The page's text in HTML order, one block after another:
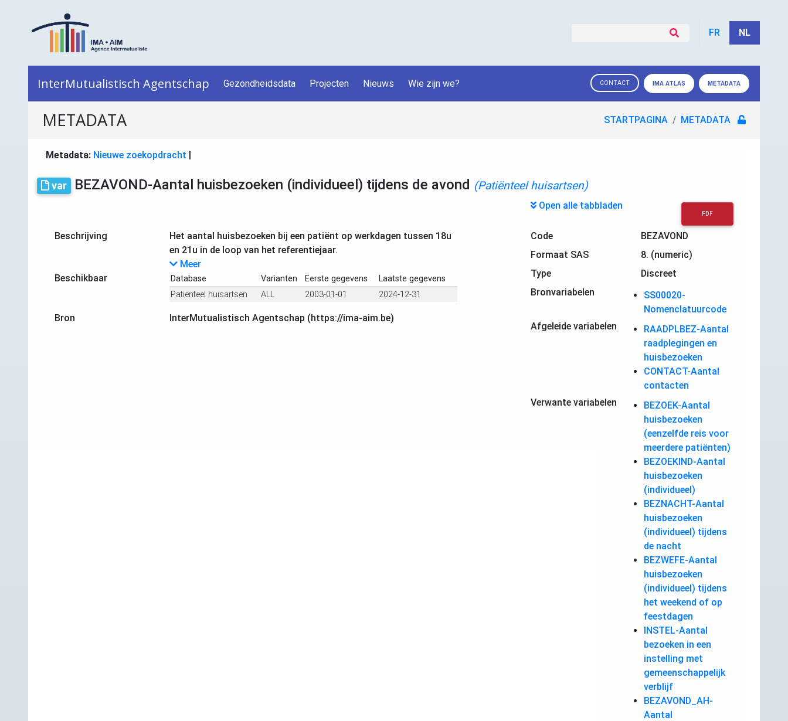
FR NL
InterMutualistisch Agentschap Gezondheidsdata Projecten Nieuws Wie zijn we? CONTACT IMA ATLAS METADATA
METADATA STARTPAGINA METADATA
Metadata: Nieuwe zoekopdracht |
var BEZAVOND-Aantal huisbezoeken (individueel) tijdens de avond (Patiënteel huisartsen)
Open alle tabbladen
PDF
Beschrijving
Het aantal huisbezoeken bij een patiënt op werkdagen tussen 18u
en 21u in de loop van het referentiejaar.
Meer
Beschikbaar
Database Varianten Eerste gegevens
Laatste gegevens
Patiënteel huisartsen
ALL 2003-01-01 2024-12-31
Bron InterMutualistisch Agentschap (https://ima-aim.be)
Code
BEZAVOND
Formaat SAS
8. (numeric)
Type
Discreet
Bronvariabelen
SS00020-
Nomenclatuurcode
Afgeleide variabelen
RAADPLBEZ-Aantal
raadplegingen en
huisbezoeken
CONTACT-Aantal
contacten
Verwante variabelen
BEZOEK-Aantal
huisbezoeken
(eenzelfde reis voor
meerdere patiënten)
BEZOEKIND-Aantal
huisbezoeken
(individueel)
BEZNACHT-Aantal
huisbezoeken
(individueel) tijdens
de nacht
BEZWEFE-Aantal
huisbezoeken
(individueel) tijdens
het weekend of op
feestdagen
INSTEL-Aantal
bezoeken in een
instelling met
gemeenschappelijk
verblijf
BEZAVOND_AH-
Aantal